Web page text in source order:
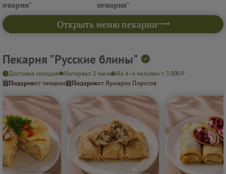
Открыть меню пекарни
пекарня"
Пекарня "Русские блины"
Доставка сегодня Интервал 2 часа
На 4–6 человек ≈ 3 000 ₽
Подарокот пекарни Подарокот Ярмарки Пирогов